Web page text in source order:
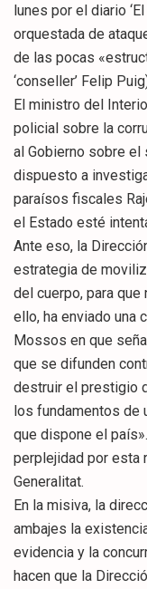
lunes por el diario
orquestada de
de las pocas
‘conseller’ Felip
El ministro del
policial sobre la
al Gobierno sobre
dispuesto a
paraísos fiscales
el Estado esté
Ante eso, la
estrategia de
del cuerpo, para
ello, ha enviado una
Mossos en que
que se difunden
destruir el prestigio
los fundamentos de
que dispone el
perplejidad por esta
Generalitat.
En la misiva, la
ambajes la
evidencia y la
hacen que la